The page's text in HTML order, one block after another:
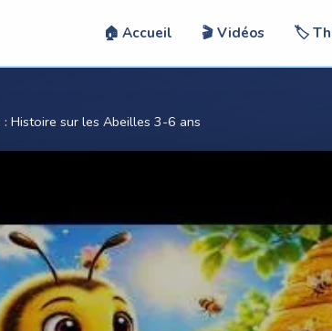
🏠 Accueil 🎬 Vidéos 🏷️
: Histoire sur les Abeilles 3-6 ans